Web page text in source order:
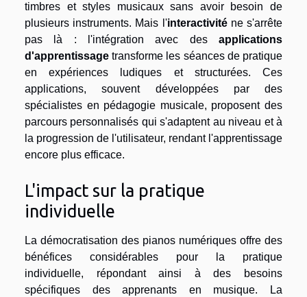
timbres et styles musicaux sans avoir besoin de
plusieurs instruments. Mais l'interactiviténe s'arrête
pas là : l'intégration avec des applications
d'apprentissage transforme les séances de pratique
en expériences ludiques et structurées. Ces
applications, souvent développées par des
spécialistes en pédagogie musicale, proposent des
parcours personnalisés qui s'adaptent au niveau et à
la progression de l'utilisateur, rendant l'apprentissage
encore plus efficace.
L'impact sur la pratique
individuelle
La démocratisation des pianos numériques offre des
bénéfices considérables pour la pratique
individuelle, répondant ainsi à des besoins
spécifiques des apprenants en musique. La